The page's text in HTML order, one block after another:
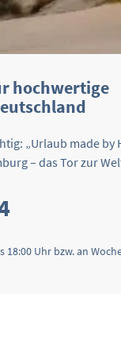
hochwertige
„Urlaub made
– das Tor zur
18:00 Uhr bzw. an